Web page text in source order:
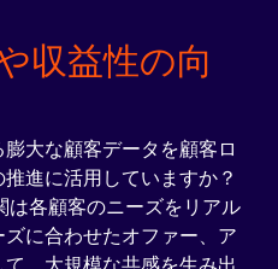
収益性の向
大な顧客データを顧客ロ
進に活用していますか？
は各顧客のニーズをリアル
に合わせたオファー、ア